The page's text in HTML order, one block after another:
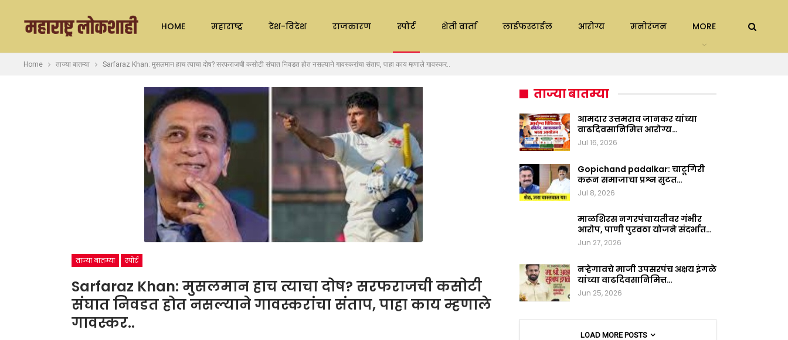
HOME महाराष्ट्र देश-विदेश राजकारण स्पोर्ट शेती वार्ता लाईफस्टाईल आरोग्य मनोरंजन MORE
Home ताज्या बातम्या Sarfaraz Khan: मुसलमान हाच त्याचा दोष? सरफराजची कसोटी संघात निवडत होत नसल्याने गावस्करांचा संताप, पाहा काय म्हणाले गावस्कर..
ताज्या बातम्या स्पोर्ट
Sarfaraz Khan: मुसलमान हाच त्याचा दोष? सरफराजची कसोटी
संघात निवडत होत नसल्याने गावस्करांचा संताप, पाहा काय म्हणाले
गावस्कर..
ताज्या बातम्या
आमदार उत्तमराव जानकर यांच्या
वाढदिवसानिमित्त आरोग्य…
Jul 16, 2026
Gopichand padalkar: चाटूगिरी
करून समाजाचा प्रश्न सुटत…
Jul 8, 2026
माळशिरस नगरपंचायतीवर गंभीर
आरोप, पाणी पुरवठा योजने संदर्भात…
Jun 27, 2026
नऱ्हेगावचे माजी उपसरपंच अक्षय इंगळे
यांच्या वाढदिवसानिमित्त…
Jun 25, 2026
LOAD MORE POSTS